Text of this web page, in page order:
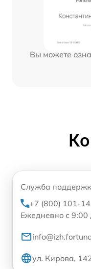
Вы можете
Служба
+7 (800) 101-
Ежедневно с 9:00
ул. Кирова,